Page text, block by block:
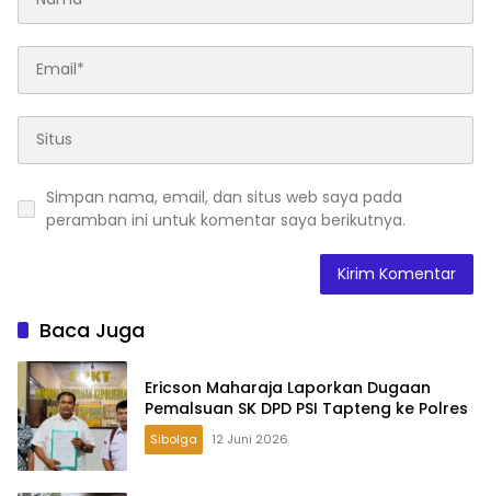
Simpan nama, email, dan situs web saya pada
peramban ini untuk komentar saya berikutnya.
Baca Juga
Ericson Maharaja Laporkan Dugaan
Pemalsuan SK DPD PSI Tapteng ke Polres
Sibolga 12 Juni 2026